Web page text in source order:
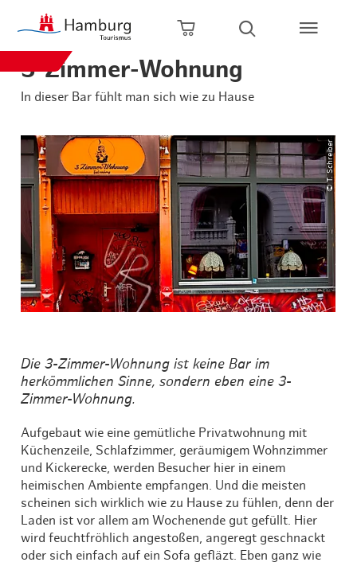
Zum Hauptinhalt springen
Zur Hauptnavigation springen
Zur Volltextsuche springen
Zum Footer springen
Warenkorb öffnen
Suche öffnen
3-Zimmer-Wohnung
In dieser Bar fühlt man sich wie zu Hause
© T. Schreiber
Die 3-Zimmer-Wohnung ist keine Bar im
herkömmlichen Sinne, sondern eben eine 3-
Zimmer-Wohnung.
Aufgebaut wie eine gemütliche Privatwohnung mit
Küchenzeile, Schlafzimmer, geräumigem Wohnzimmer
und Kickerecke, werden Besucher hier in einem
heimischen Ambiente empfangen. Und die meisten
scheinen sich wirklich wie zu Hause zu fühlen, denn der
Laden ist vor allem am Wochenende gut gefüllt. Hier
wird feuchtfröhlich angestoßen, angeregt geschnackt
oder sich einfach auf ein Sofa gefläzt. Eben ganz wie